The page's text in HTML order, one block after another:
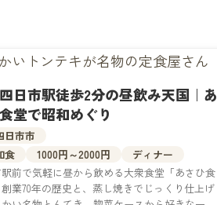
日市駅徒歩2分の昼飲み天国｜あ
堂で昭和めぐり
日市市
食
1000円～2000円
ディナー
前で気軽に昼から飲める大衆食堂「あさひ食
業70年の歴史と、蒸し焼きでじっくり仕上げ